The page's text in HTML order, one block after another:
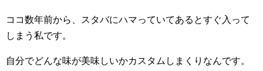
ココ数年前から、スタバにハマっていてあるとすぐ入って
しまう私です。
自分でどんな味が美味しいかカスタムしまくりなんです。